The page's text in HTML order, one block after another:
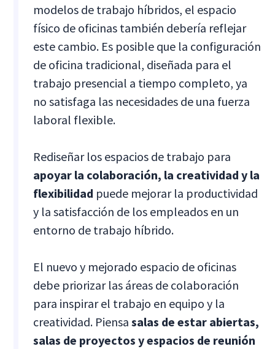
modelos de trabajo híbridos, el espacio
físico de oficinas también debería reflejar
este cambio. Es posible que la configuración
de oficina tradicional, diseñada para el
trabajo presencial a tiempo completo, ya
no satisfaga las necesidades de una fuerza
laboral flexible.
Rediseñar los espacios de trabajo para
apoyar la colaboración, la creatividad y la
flexibilidad puede mejorar la productividad
y la satisfacción de los empleados en un
entorno de trabajo híbrido.
El nuevo y mejorado espacio de oficinas
debe priorizar las áreas de colaboración
para inspirar el trabajo en equipo y la
creatividad. Piensasalas de estar abiertas,
salas de proyectos y espacios de reunión